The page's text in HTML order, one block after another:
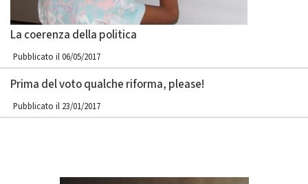
La coerenza della politica
Pubblicato il 06/05/2017
Prima del voto qualche riforma, please!
Pubblicato il 23/01/2017